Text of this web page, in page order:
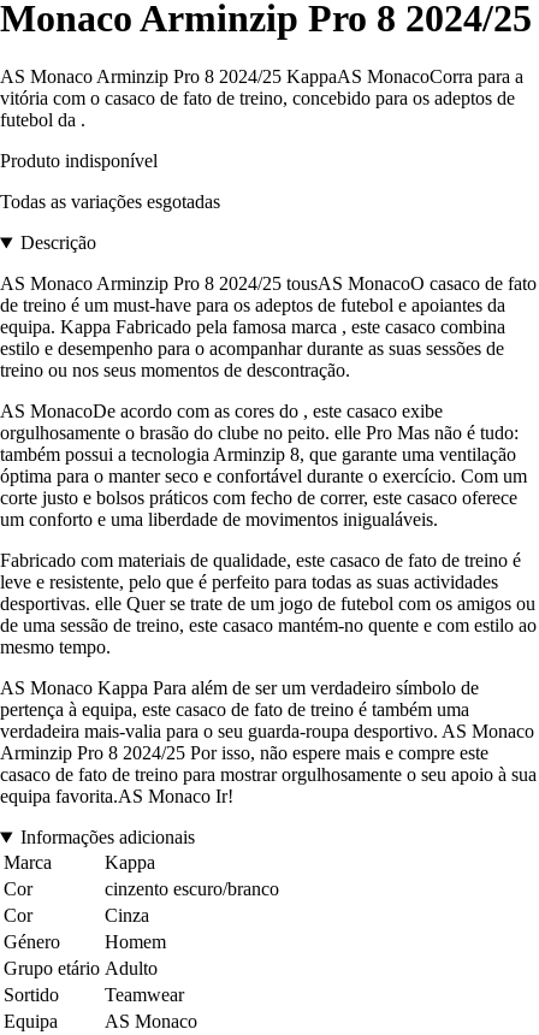
Monaco Arminzip Pro 8 2024/25
AS Monaco Arminzip Pro 8 2024/25 KappaAS MonacoCorra para a
vitória com o casaco de fato de treino, concebido para os adeptos de
futebol da .
Produto indisponível
Todas as variações esgotadas
Descrição
AS Monaco Arminzip Pro 8 2024/25 tousAS MonacoO casaco de fato
de treino é um must-have para os adeptos de futebol e apoiantes da
equipa. Kappa Fabricado pela famosa marca , este casaco combina
estilo e desempenho para o acompanhar durante as suas sessões de
treino ou nos seus momentos de descontração.
AS MonacoDe acordo com as cores do , este casaco exibe
orgulhosamente o brasão do clube no peito. elle Pro Mas não é tudo:
também possui a tecnologia Arminzip 8, que garante uma ventilação
óptima para o manter seco e confortável durante o exercício. Com um
corte justo e bolsos práticos com fecho de correr, este casaco oferece
um conforto e uma liberdade de movimentos inigualáveis.
Fabricado com materiais de qualidade, este casaco de fato de treino é
leve e resistente, pelo que é perfeito para todas as suas actividades
desportivas. elle Quer se trate de um jogo de futebol com os amigos ou
de uma sessão de treino, este casaco mantém-no quente e com estilo ao
mesmo tempo.
AS Monaco Kappa Para além de ser um verdadeiro símbolo de
pertença à equipa, este casaco de fato de treino é também uma
verdadeira mais-valia para o seu guarda-roupa desportivo. AS Monaco
Arminzip Pro 8 2024/25 Por isso, não espere mais e compre este
casaco de fato de treino para mostrar orgulhosamente o seu apoio à sua
equipa favorita.AS Monaco Ir!
Informações adicionais
Marca
Kappa
Cor
cinzento escuro/branco
Cor
Cinza
Género
Homem
Grupo etário Adulto
Sortido
Teamwear
Equipa
AS Monaco